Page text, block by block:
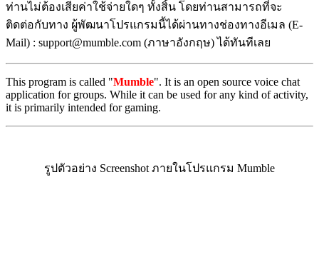
ท่านไม่ต้องเสียค่าใช้จ่ายใดๆ ทั้งสิ้น โดยท่านสามารถที่จะ
ติดต่อกับทาง ผู้พัฒนาโปรแกรมนี้ได้ผ่านทางช่องทางอีเมล (E-
Mail) : support@mumble.com (ภาษาอังกฤษ) ได้ทันทีเลย
This program is called "Mumble". It is an open source voice chat
application for groups. While it can be used for any kind of activity,
it is primarily intended for gaming.
รูปตัวอย่าง Screenshot ภายในโปรแกรม Mumble